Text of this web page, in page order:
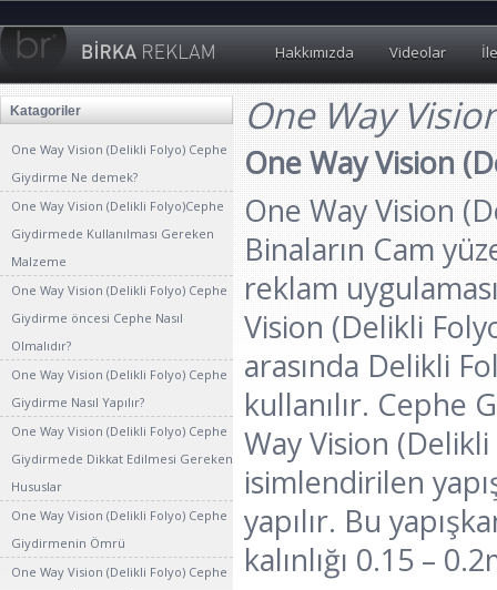
Hakkımızda Videolar
Katagoriler
One Way Vision (Delikli Folyo) Cephe
Giydirme Ne demek?
One Way Vision (Delikli Folyo)Cephe
Giydirmede Kullanılması Gereken
Malzeme
One Way Vision (Delikli Folyo) Cephe
Giydirme öncesi Cephe Nasıl
Olmalıdır?
One Way Vision (Delikli Folyo) Cephe
Giydirme Nasıl Yapılır?
One Way Vision (Delikli Folyo) Cephe
Giydirmede Dikkat Edilmesi Gereken
Hususlar
One Way Vision (Delikli Folyo) Cephe
Giydirmenin Ömrü
One Way Vision (Delikli Folyo) Cephe
One Way
One Way Vision
One Way Vision
Binaların Cam
reklam
Vision (Delikli
arasında Delikli
kullanılır. Cephe
Way Vision
isimlendirilen
yapılır. Bu
kalınlığı 0.15 –